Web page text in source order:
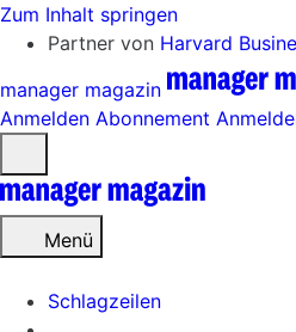
Zum Inhalt springen
Partner von Harvard
manager magazin
Anmelden Abonnement
öffnen
Menü
Schlagzeilen